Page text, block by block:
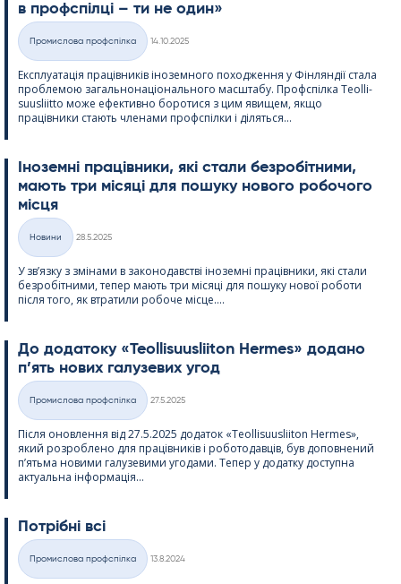
в профспілці – ти не один»
Категорії
Промислова профспілка
14.10.2025
Експлуатація працівників іноземного походження у Фінляндії стала
проблемою загальнонаціонального масштабу. Профспілка Teol­li­
suus­liitto може ефективно боротися з цим явищем, якщо
працівники стають членами профспілки і діляться...
Іноземні працівники, які стали безробітними,
мають три місяці для пошуку нового робочого
місця
Категорії
Новини
28.5.2025
У зв’язку з змінами в законодавстві іноземні працівники, які стали
безробітними, тепер мають три місяці для пошуку нової роботи
після того, як втратили робоче місце....
До додатоку «Teol­li­suus­lii­ton Her­mes» додано
п’ять нових галузевих угод
Категорії
Промислова профспілка
27.5.2025
Після оновлення від 27.5.2025 додаток «Teol­li­suus­lii­ton Her­mes»,
який розроблено для працівників і роботодавців, був доповнений
п’ятьма новими галузевими угодами. Тепер у додатку доступна
актуальна інформація...
Потрібні всі
Категорії
Промислова профспілка
13.8.2024